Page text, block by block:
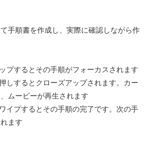
手順書を作成し、実際に確認しながら作
プするとその手順がフォーカスされます
しするとクローズアップされます。カー
ムービーが再生されます
イプするとその手順の完了です。次の手
ます